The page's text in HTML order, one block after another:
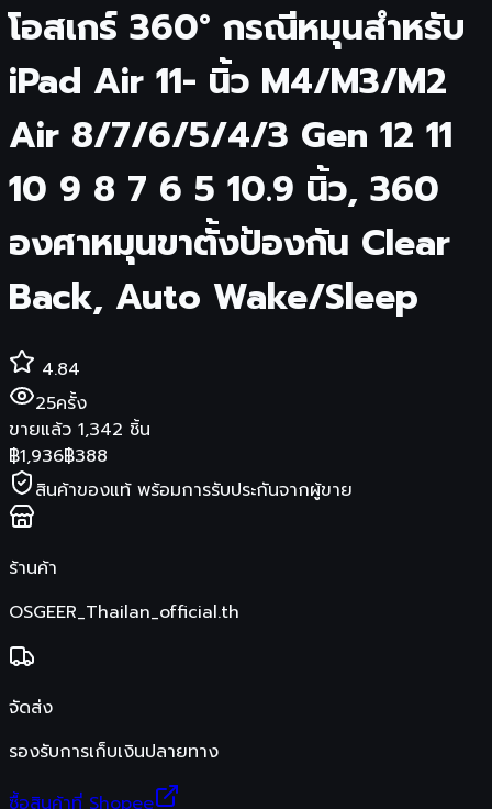
โอสเกร์ 360° กรณีหมุนสําหรับ
iPad Air 11- นิ้ว M4/M3/M2
Air 8/7/6/5/4/3 Gen 12 11
10 9 8 7 6 5 10.9 นิ้ว, 360
องศาหมุนขาตั้งป้องกัน Clear
Back, Auto Wake/Sleep
4.84
25ครั้ง
ขายแล้ว 1,342 ชิ้น
฿1,936฿388
สินค้าของแท้ พร้อมการรับประกันจากผู้ขาย
ร้านค้า
OSGEER_Thailan_official.th
จัดส่ง
รองรับการเก็บเงินปลายทาง
ซื้อสินค้าที่ Shopee